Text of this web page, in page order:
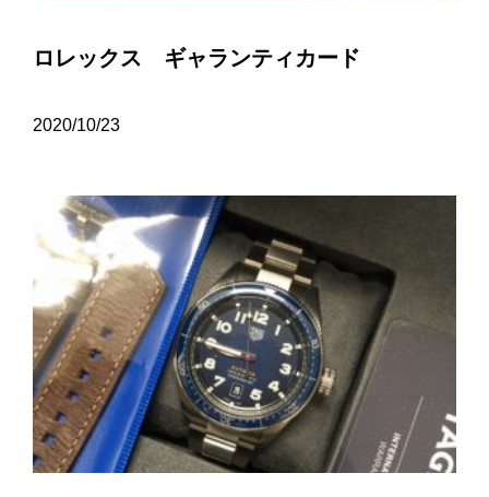
ロレックス ギャランティカード
2020/10/23